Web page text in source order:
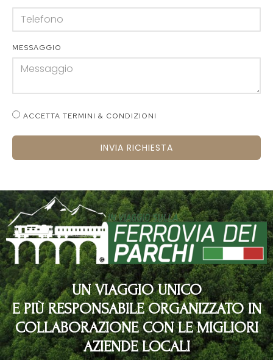
MESSAGGIO
ACCETTA TERMINI & CONDIZIONI
INVIA RICHIESTA
UN VIAGGIO UNICO
E PIÙ RESPONSABILE ORGANIZZATO IN
COLLABORAZIONE CON LE MIGLIORI
AZIENDE LOCALI